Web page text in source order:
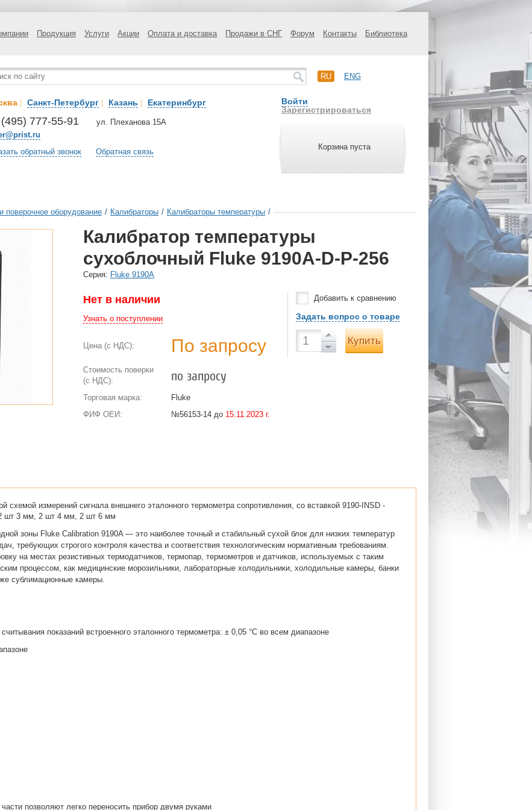
Продукция Услуги Акции Оплата и доставка Продажи в СНГ Форум Контакты Библиотека
RU ENG
| Санкт-Петербург | Казань | Екатеринбург
777-55-91 ул. Плеханова 15А
обратный звонок Обратная связь
Войти
Зарегистрироваться
Корзина пуста
поверочное оборудование / Калибраторы / Калибраторы температуры /
Калибратор температуры
сухоблочный Fluke 9190A-D-P-256
Cерия: Fluke 9190A
Нет в наличии
Узнать о поступлении
Цена (с НДС): По запросу
Стоимость поверки
(с НДС):
по запросу
Торговая марка:
Fluke
ФИФ ОЕИ:
№56153-14 до 15.11.2023 г.
Добавить к сравнению
Задать вопрос о товаре
Купить
схемой измерений сигнала внешнего эталонного термометра сопротивления, со вставкой 9190-INSD -
2 шт 3 мм, 2 шт 4 мм, 2 шт 6 мм
зоны Fluke Calibration 9190A — это наиболее точный и стабильный сухой блок для низких температур
требующих строгого контроля качества и соответствия технологическим нормативным требованиям.
на местах резистивных термодатчиков, термопар, термометров и датчиков, используемых с таким
процессом, как медицинские морозильники, лабораторные холодильники, холодильные камеры, банки
сублимационные камеры.
показаний встроенного эталонного термометра: ± 0,05 °C во всем диапазоне
позволяют легко переносить прибор двумя руками